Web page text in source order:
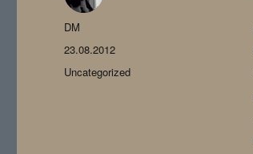
Автор
DM
Опубликовано
23.08.2012
Рубрики
Uncategorized